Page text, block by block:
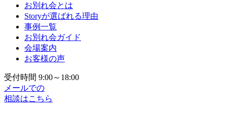
お別れ会とは
Storyが選ばれる理由
事例一覧
お別れ会ガイド
会場案内
お客様の声
受付時間 9:00～18:00
メールでの
相談はこちら